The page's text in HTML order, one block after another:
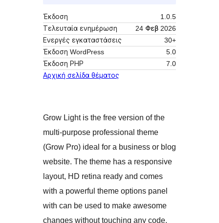
Έκδοση
1.0.5
Τελευταία ενημέρωση
24 Φεβ 2026
Ενεργές εγκαταστάσεις
30+
Έκδοση WordPress
5.0
Έκδοση ΡΗΡ
7.0
Αρχική σελίδα θέματος
Grow Light is the free version of the
multi-purpose professional theme
(Grow Pro) ideal for a business or blog
website. The theme has a responsive
layout, HD retina ready and comes
with a powerful theme options panel
with can be used to make awesome
changes without touching any code.